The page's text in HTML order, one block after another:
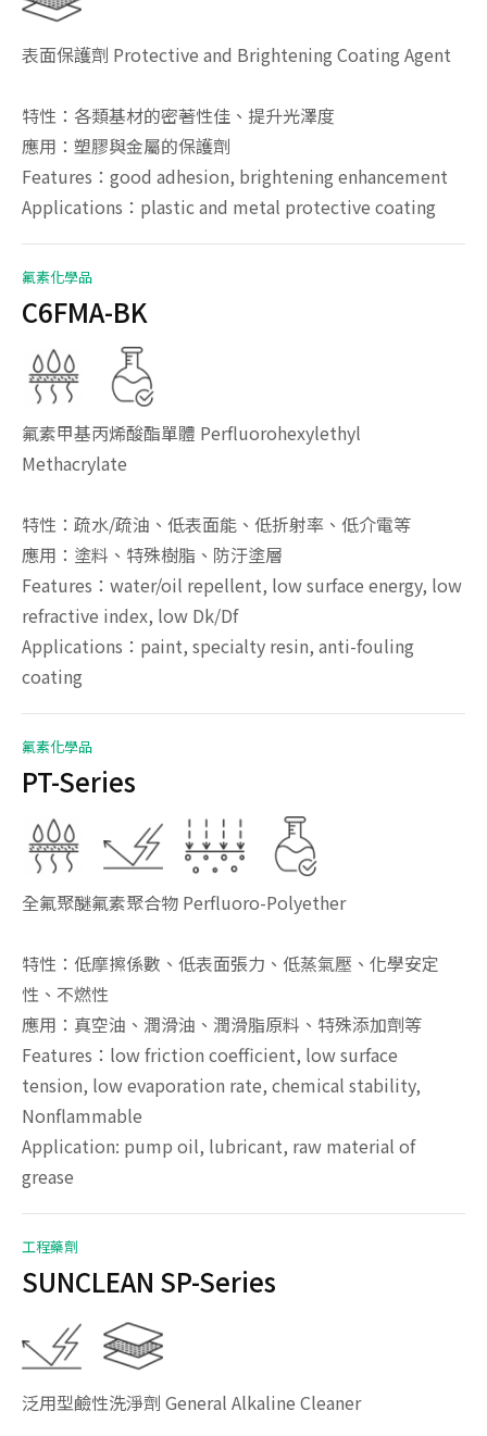
表面保護劑 Protective and Brightening Coating Agent
特性：各類基材的密著性佳、提升光澤度
應用：塑膠與金屬的保護劑
Features：good adhesion, brightening enhancement
Applications：plastic and metal protective coating
氟素化學品
C6FMA-BK
氟素甲基丙烯酸酯單體 Perfluorohexylethyl
Methacrylate
特性：疏水/疏油、低表面能、低折射率、低介電等
應用：塗料、特殊樹脂、防汙塗層
Features：water/oil repellent, low surface energy, low
refractive index, low Dk/Df
Applications：paint, specialty resin, anti-fouling
coating
氟素化學品
PT-Series
全氟聚醚氟素聚合物 Perfluoro-Polyether
特性：低摩擦係數、低表面張力、低蒸氣壓、化學安定
性、不燃性
應用：真空油、潤滑油、潤滑脂原料、特殊添加劑等
Features：low friction coefficient, low surface
tension, low evaporation rate, chemical stability,
Nonflammable
Application: pump oil, lubricant, raw material of
grease
工程藥劑
SUNCLEAN SP-Series
泛用型鹼性洗淨劑 General Alkaline Cleaner